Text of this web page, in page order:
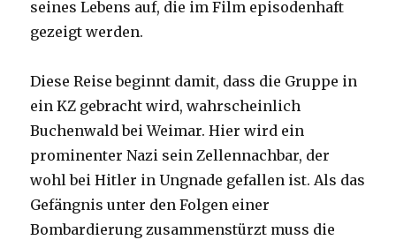
seines Lebens auf, die im Film episodenhaft
gezeigt werden.
Diese Reise beginnt damit, dass die Gruppe in
ein KZ gebracht wird, wahrscheinlich
Buchenwald bei Weimar. Hier wird ein
prominenter Nazi sein Zellennachbar, der
wohl bei Hitler in Ungnade gefallen ist. Als das
Gefängnis unter den Folgen einer
Bombardierung zusammenstürzt muss die